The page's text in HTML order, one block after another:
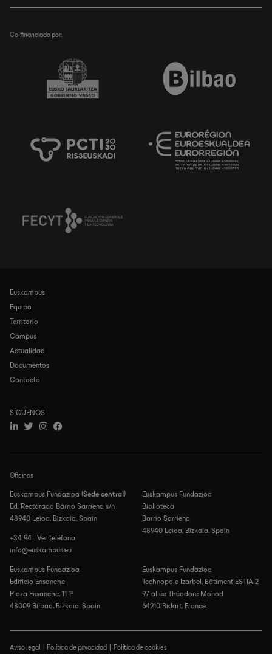
Co-financiado por:
Navegación
principal
Euskampus
Equipo
Territorio
Campus
Actualidad
Documentos
Contacto
Oficinas
Euskampus Fundazioa (Sede central )
Ed. Rectorado Barrio Sarriena s/n
48940 Leioa, Bizkaia. Spain
+34 94... Ver teléfono
info@euskampus.eu
Euskampus Fundazioa
Biblioteca
Barrio Sarriena
48940 Leioa, Bizkaia. Spain
Euskampus Fundazioa
Edificio Ensanche
Plaza Ensanche, 11 1º
48009 Bilbao, Bizkaia. Spain
Euskampus Fundazioa
Technopole Izarbel, Bâtiment ESTIA 2
97 allée Théodore Monod
64210 Bidart, France
SÍGUENOS
Aviso legal Política de privacidad Política de cookies